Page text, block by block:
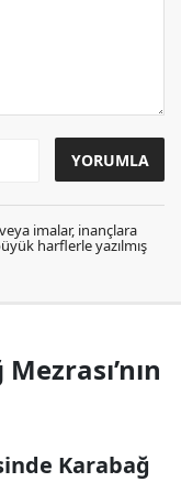
imalar, inançlara
harflerle yazılmış
Karabağ